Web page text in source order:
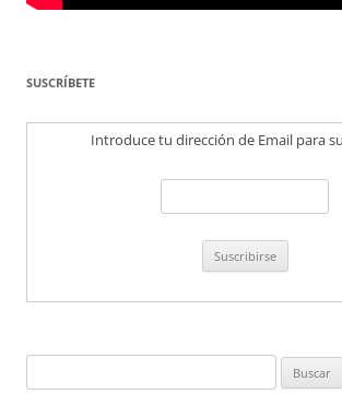
SUSCRÍBETE
Introduce tu dirección de Email para